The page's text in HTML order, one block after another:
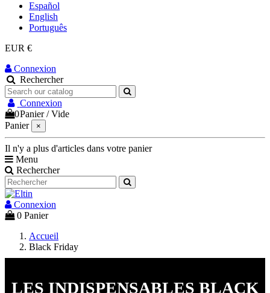
Español
English
Português
EUR €
Connexion
Rechercher
Connexion
0Panier /Vide
Panier
×
Il n'y a plus d'articles dans votre panier
Menu
Rechercher
Connexion
0 Panier
Accueil
Black Friday
LES INDISPENSABLES BLACK